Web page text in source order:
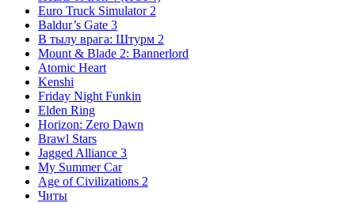
Euro Truck Simulator 2
Baldur’s Gate 3
В тылу врага: Штурм 2
Mount & Blade 2: Bannerlord
Atomic Heart
Kenshi
Friday Night Funkin
Elden Ring
Horizon: Zero Dawn
Brawl Stars
Jagged Alliance 3
My Summer Car
Age of Civilizations 2
Читы